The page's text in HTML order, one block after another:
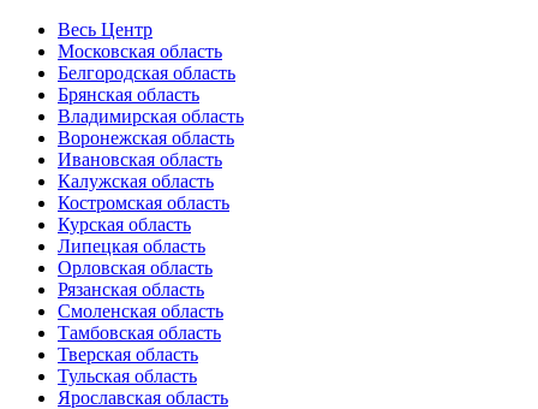
Весь Центр
Московская область
Белгородская область
Брянская область
Владимирская область
Воронежская область
Ивановская область
Калужская область
Костромская область
Курская область
Липецкая область
Орловская область
Рязанская область
Смоленская область
Тамбовская область
Тверская область
Тульская область
Ярославская область